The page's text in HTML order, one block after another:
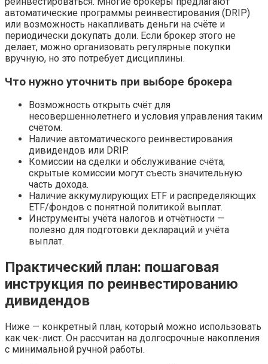
автоматические программы реинвестирования (DRIP)
или возможность накапливать деньги на счёте и
периодически докупать доли. Если брокер этого не
делает, можно организовать регулярные покупки
вручную, но это потребует дисциплины.
Что нужно уточнить при выборе брокера
Возможность открыть счёт для
несовершеннолетнего и условия управления таким
счётом.
Наличие автоматического реинвестирования
дивидендов или DRIP.
Комиссии на сделки и обслуживание счёта;
скрытые комиссии могут съесть значительную
часть дохода.
Наличие аккумулирующих ETF и распределяющих
ETF/фондов с понятной политикой выплат.
Инструменты учёта налогов и отчётности —
полезно для подготовки деклараций и учёта
выплат.
Практический план: пошаговая
инструкция по реинвестированию
дивидендов
Ниже — конкретный план, который можно использовать
как чек-лист. Он рассчитан на долгосрочные накопления
с минимальной ручной работы.